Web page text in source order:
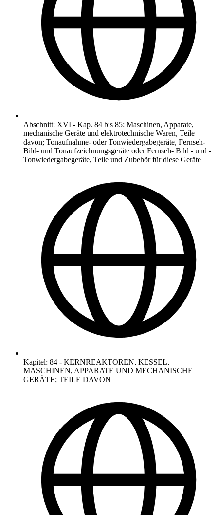
Abschnitt: XVI - Kap. 84 bis 85: Maschinen, Apparate,
mechanische Geräte und elektrotechnische Waren, Teile
davon; Tonaufnahme- oder Tonwiedergabegeräte, Fernseh-
Bild- und Tonaufzeichnungsgeräte oder Fernseh- Bild - und -
Tonwiedergabegeräte, Teile und Zubehör für diese Geräte
Kapitel: 84 - KERNREAKTOREN, KESSEL,
MASCHINEN, APPARATE UND MECHANISCHE
GERÄTE; TEILE DAVON